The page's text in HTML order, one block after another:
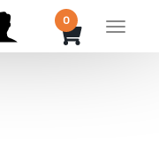
Menu
0